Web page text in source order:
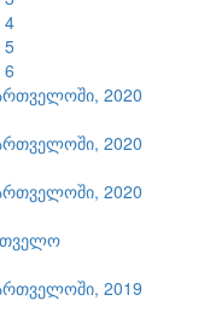
4
5
2020
2020
2020
2019